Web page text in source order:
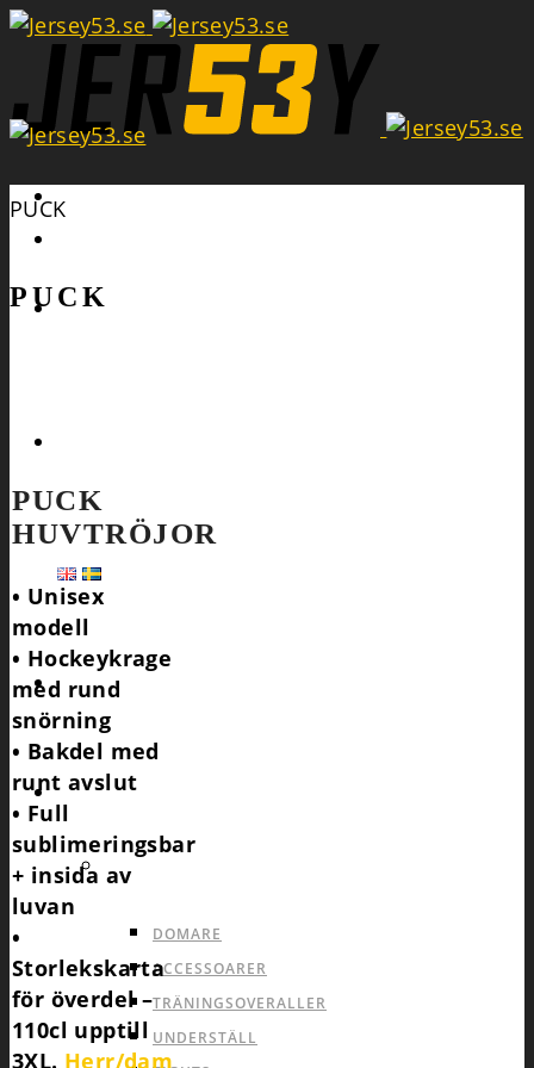
Search
HEMSIDA
SPORTER
ALLA SPORTER PRODUKTER
DOMARE
ACCESSOARER
TRÄNINGSOVERALLER
UNDERSTÄLL
PUCK
PUCK
PUCK
HUVTRÖJOR
• Unisex
modell
• Hockeykrage
med rund
snörning
• Bakdel med
runt avslut
• Full
sublimeringsbar
+ insida av
luvan
•
Storlekskarta
för överdel –
110cl upptill
3XL. Herr/dam